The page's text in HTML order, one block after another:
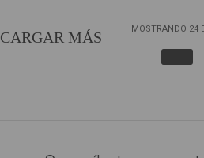
MOSTRANDO 24